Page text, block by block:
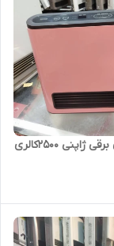
بخاری گازی برقی ژاپنی 2500کالری